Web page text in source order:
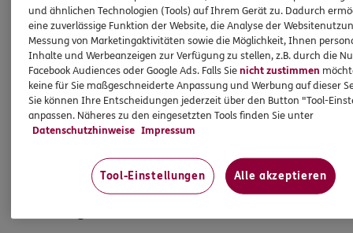
Tel: 0234/9230996
ulrich.lurz@ergo.de
Mobil: 0172/2889818
Mehr
und ähnlichen Technologien (Tools) auf Ihrem Gerät zu. Dadurch
eine zuverlässige Funktion der Website, die Analyse der
Messung von Marketingaktivitäten sowie die Möglichkeit, Ihnen
Inhalte und Werbeanzeigen zur Verfügung zu stellen, z.B. durch die
Facebook Audiences oder Google Ads. Falls Sienicht zustimmen
keine für Sie maßgeschneiderte Anpassung und Werbung auf dieser
Sie können Ihre Entscheidungen jederzeit über den Button "Tool-
anpassen. Näheres zu den eingesetzten Tools finden Sie unter
Datenschutzhinweise Impressum
Tool-Einstellungen Alle akzeptieren